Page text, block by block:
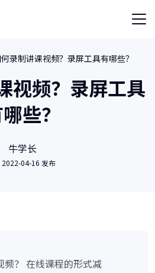
录制讲课视频？录屏工具有哪些？
视频？录屏工具
些？
牛学长
2022-04-16 发布
频？ 在线课程的形式减